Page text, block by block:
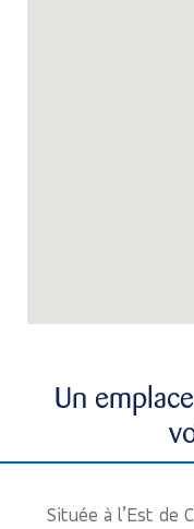
Un
Située à l’Est de